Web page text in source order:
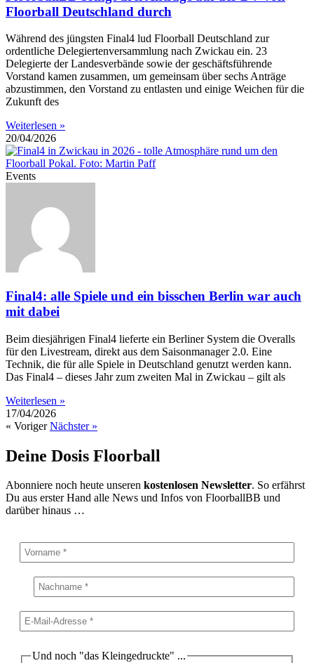
Floorball Deutschland durch
Während des jüngsten Final4 lud Floorball Deutschland zur
ordentliche Delegiertenversammlung nach Zwickau ein. 23
Delegierte der Landesverbände sowie der geschäftsführende
Vorstand kamen zusammen, um gemeinsam über sechs Anträge
abzustimmen, den Vorstand zu entlasten und einige Weichen für die
Zukunft des
Weiterlesen »
20/04/2026
Events
Final4: alle Spiele und ein bisschen Berlin war auch
mit dabei
Beim diesjährigen Final4 lieferte ein Berliner System die Overalls
für den Livestream, direkt aus dem Saisonmanager 2.0. Eine
Technik, die für alle Spiele in Deutschland genutzt werden kann.
Das Final4 – dieses Jahr zum zweiten Mal in Zwickau – gilt als
Weiterlesen »
17/04/2026
« Voriger Nächster »
Deine Dosis Floorball
Abonniere noch heute unseren kostenlosen Newsletter. So erfährst
Du aus erster Hand alle News und Infos von FloorballBB und
darüber hinaus …
Und noch "das Kleingedruckte" ...